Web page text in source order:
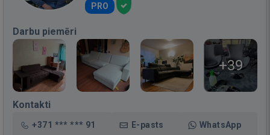
PRO
Darbu piemēri
+39
Kontakti
+371 *** *** 91 E-pasts WhatsApp